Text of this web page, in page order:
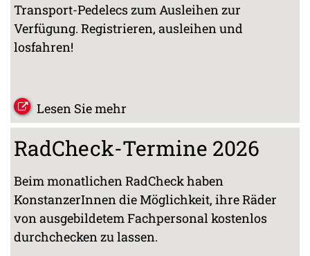
Transport-Pedelecs zum Ausleihen zur
Verfügung. Registrieren, ausleihen und
losfahren!
Lesen Sie mehr
RadCheck-Termine 2026
Beim monatlichen RadCheck haben
KonstanzerInnen die Möglichkeit, ihre Räder
von ausgebildetem Fachpersonal kostenlos
durchchecken zu lassen.